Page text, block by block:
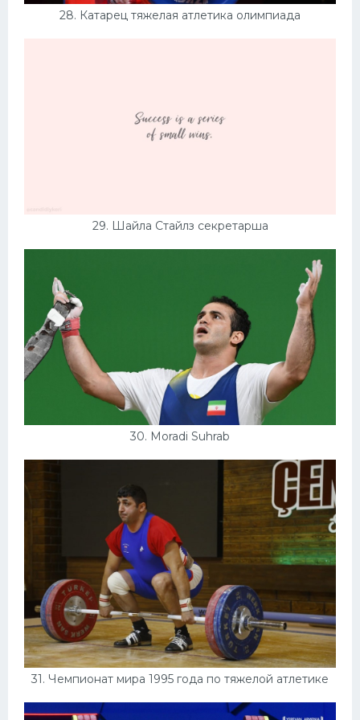
28. Катарец тяжелая атлетика олимпиада
29. Шайла Стайлз секретарша
30. Moradi Suhrab
31. Чемпионат мира 1995 года по тяжелой атлетике